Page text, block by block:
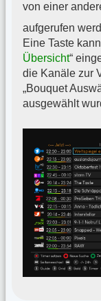
von einer
aufgerufen
Eine Taste
Übersicht“
die Kanäle zur
„Bouquet
ausgewählt